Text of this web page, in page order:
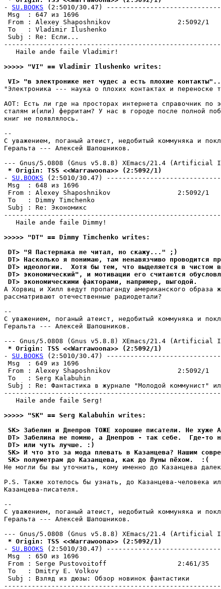
- SU.BOOKS (2:5010/30.47)
Msg  : 647
From : Alexey Shaposhnikov                 2:5092/1
To   : Vladimir Ilushenko
Subj : Re:
   Haile ande faile Vladimir!
>>>>> "VI" == Vladimir Ilushenko writes:
VI> "в электронике нет чудес а есть плохие
"Электроника --- наука о плохих контактах и переноске
AOT: Есть ли где на просторах интернета справочник по
сталям и(или) ферритам? У нас в городе после полной
книг не появлялось.
--
С уважением, поганый атеист, недобитый коммуняка и
Геральта --- Алексей Шапошников.
* Origin: TSS <<Warrawoona>> (2:5092/1)
- SU.BOOKS (2:5010/30.47)
Msg  : 648
From : Alexey Shaposhnikov                 2:5092/1
To   : Dimmy Timchenko
Subj : Re:
   Haile ande faile Dimmy!
>>>>> "DT" == Dimmy Timchenko writes:
DT> "Я Пастернака не читал, но скажу..." ;)
DT> Насколько я понимаю, там ненавязчиво проводится
DT> идеологии.  Хотя бы тем, что выделяется в чистом
DT> экономический", и мотивации его считаются
DT> экономическими факторами, например, выгодой.
А Хорвиц и Хилл ведут пропаганду американского образа
рассматривают отечественные радиодетали?
--
С уважением, поганый атеист, недобитый коммуняка и
Геральта --- Алексей Шапошников.
* Origin: TSS <<Warrawoona>> (2:5092/1)
- SU.BOOKS (2:5010/30.47)
Msg  : 649
From : Alexey Shaposhnikov                 2:5092/1
To   : Serg Kalabuhin
Subj : Re: Фантастика в журнале "Молодой коммунист"
   Haile ande faile Serg!
>>>>> "SK" == Serg Kalabuhin writes:
SK> Забелин и Днепров ТОЖЕ хорошие писатели. Не хуже
DT> Забелина не помню, а Днепров - так себе.  Где-то
DT> или чуть лучше. :)
SK> И что это за мода плевать в Казанцева? Нашим
SK> полуметрам до Казанцева, как до Луны пёхом.  :(
Не могли бы вы уточнить, кому именно до Казанцева
P.S. Также хотелось бы узнать, до Казанцева-человека
Казанцева-писателя.
--
С уважением, поганый атеист, недобитый коммуняка и
Геральта --- Алексей Шапошников.
* Origin: TSS <<Warrawoona>> (2:5092/1)
- SU.BOOKS (2:5010/30.47)
Msg  : 650
From : Serge Pustovoitoff                  2:461/35
To   : Dmitry E. Volkov
Subj : Взляд из дюзы: Обзор